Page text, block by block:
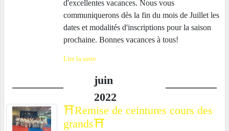
d'excellentes vacances. Nous vous
communiquerons dès la fin du mois de Juillet les
dates et modalités d'inscriptions pour la saison
prochaine. Bonnes vacances à tous!
Lire la suite
juin
2022
⛩Remise de ceintures cours des
grands⛩